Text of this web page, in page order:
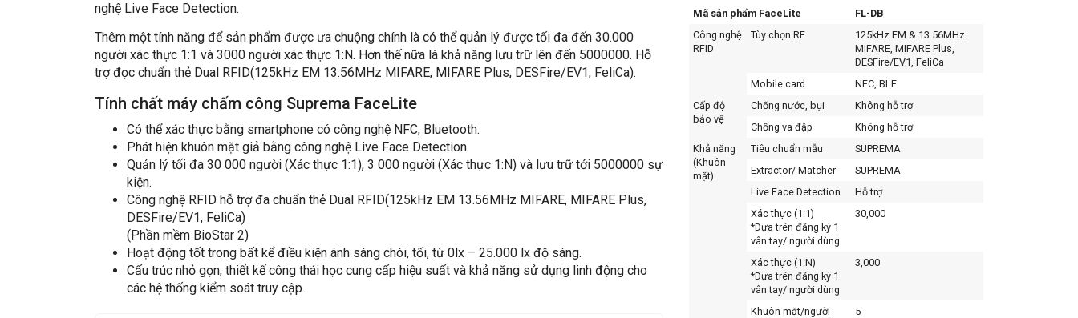
nghệ Live Face Detection.
Thêm một tính năng để sản phẩm được ưa chuộng chính là có thể quản lý được tối đa đến 30.000
người xác thực 1:1 và 3000 người xác thực 1:N. Hơn thế nữa là khả năng lưu trữ lên đến 5000000. Hỗ
trợ đọc chuẩn thẻ Dual RFID(125kHz EM 13.56MHz MIFARE, MIFARE Plus, DESFire/EV1, FeliCa).
Tính chất máy chấm công Suprema FaceLite
Có thể xác thực bằng smartphone có công nghệ NFC, Bluetooth.
Phát hiện khuôn mặt giả bằng công nghệ Live Face Detection.
Quản lý tối đa 30 000 người (Xác thực 1:1), 3 000 người (Xác thực 1:N) và lưu trữ tới 5000000 sự
kiện.
Công nghệ RFID hỗ trợ đa chuẩn thẻ Dual RFID(125kHz EM 13.56MHz MIFARE, MIFARE Plus,
DESFire/EV1, FeliCa)
(Phần mềm BioStar 2)
Hoạt động tốt trong bất kể điều kiện ánh sáng chói, tối, từ 0lx – 25.000 lx độ sáng.
Cấu trúc nhỏ gọn, thiết kế công thái học cung cấp hiệu suất và khả năng sử dụng linh động cho
các hệ thống kiểm soát truy cập.
Mã sản phẩm FaceLite
FL-DB
Công nghệ
RFID
Tùy chọn RF
125kHz EM & 13.56MHz
MIFARE, MIFARE Plus,
DESFire/EV1, FeliCa
Mobile card
NFC, BLE
Cấp độ
bảo vệ
Chống nước, bụi
Không hỗ trợ
Chống va đập
Không hỗ trợ
Khả năng
(Khuôn
mặt)
Tiêu chuẩn mẫu
SUPREMA
Extractor/ Matcher
SUPREMA
Live Face Detection
Hỗ trợ
Xác thực (1:1)
*Dựa trên đăng ký 1
vân tay/ người dùng
30,000
Xác thực (1:N)
*Dựa trên đăng ký 1
vân tay/ người dùng
3,000
Khuôn mặt/người
5